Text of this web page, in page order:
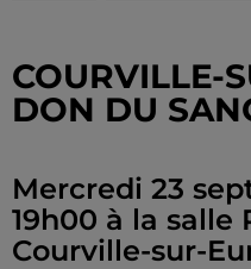
COURVILLE-
DON DU
Mercredi 23
19h00 à la salle
Courville-sur-